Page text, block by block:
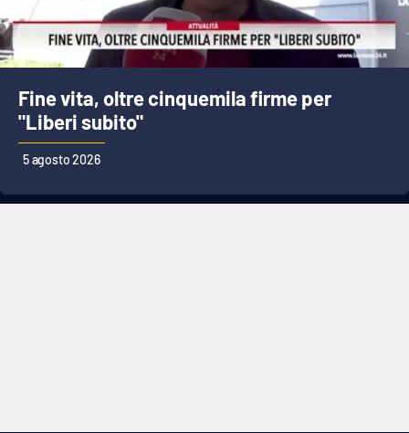
Fine vita, oltre cinquemila firme per
"Liberi subito"
5 agosto 2026